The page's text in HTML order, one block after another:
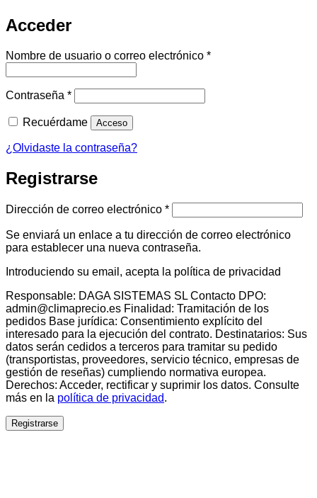
Acceder
Nombre de usuario o correo electrónico *Obligatorio
Contraseña *Obligatorio
Recuérdame Acceso
¿Olvidaste la contraseña?
Registrarse
Dirección de correo electrónico *Obligatorio
Se enviará un enlace a tu dirección de correo electrónico
para establecer una nueva contraseña.
Introduciendo su email, acepta la política de privacidad
Responsable: DAGA SISTEMAS SL Contacto DPO:
admin@climaprecio.es Finalidad: Tramitación de los
pedidos Base jurídica: Consentimiento explícito del
interesado para la ejecución del contrato. Destinatarios: Sus
datos serán cedidos a terceros para tramitar su pedido
(transportistas, proveedores, servicio técnico, empresas de
gestión de reseñas) cumpliendo normativa europea.
Derechos: Acceder, rectificar y suprimir los datos. Consulte
más en la política de privacidad.
Registrarse